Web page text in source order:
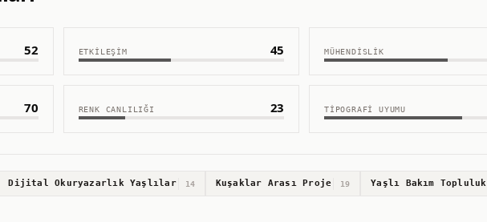
52 ETKILEŞIM 45 MÜHENDISLIK
70 RENK CANLILIĞI 23 TIPOGRAFI UYUMU
Dijital Okuryazarlık Yaşlılar 14 Kuşaklar Arası Proje 19 Yaşlı Bakım Topluluk